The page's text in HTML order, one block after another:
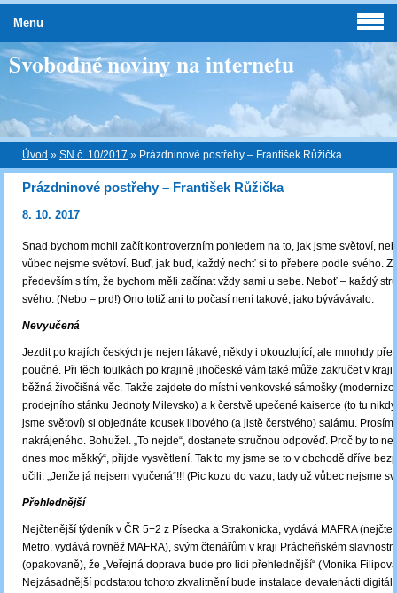
Svobodné noviny na internetu
Úvod » SN č. 10/2017 » Prázdninové postřehy – František Růžička
Prázdninové postřehy – František Růžička
8. 10. 2017
Snad bychom mohli začít kontroverzním pohledem na to, jak jsme světoví,
vůbec nejsme světoví. Buď, jak buď, každý nechť si to přebere podle svého.
především s tím, že bychom měli začínat vždy sami u sebe. Neboť – každý
svého. (Nebo – prd!) Ono totiž ani to počasí není takové, jako bývávávalo.
Nevyučená
Jezdit po krajích českých je nejen lákavé, někdy i okouzlující, ale mnohdy
poučné. Při těch toulkách po krajině jihočeské vám také může zakručet v
běžná živočišná věc. Takže zajdete do místní venkovské sámošky
prodejního stánku Jednoty Milevsko) a k čerstvě upečené kaiserce (to tu
jsme světoví) si objednáte kousek libového (a jistě čerstvého) salámu.
nakrájeného. Bohužel. „To nejde“, dostanete stručnou odpověď. Proč by to
dnes moc měkký“, přijde vysvětlení. Tak to my jsme se to v obchodě dříve
učili. „Jenže já nejsem vyučená“!!! (Pic kozu do vazu, tady už vůbec nejsme
Přehlednější
Nejčtenější týdeník v ČR 5+2 z Písecka a Strakonicka, vydává MAFRA
Metro, vydává rovněž MAFRA), svým čtenářům v kraji Prácheňském
(opakovaně), že „Veřejná doprava bude pro lidi přehlednější“ (Monika
Nejzásadnější podstatou tohoto zkvalitnění bude instalace devatenácti
Menu